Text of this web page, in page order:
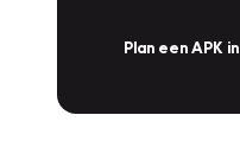
Plan een APK in